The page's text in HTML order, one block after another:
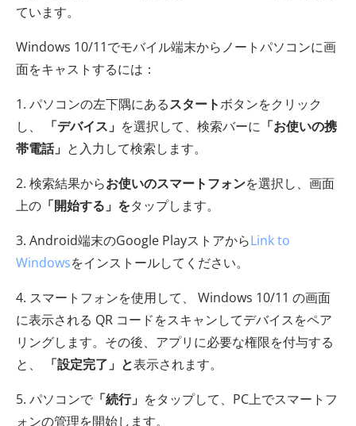
ています。
Windows 10/11でモバイル端末からノートパソコンに画
面をキャストするには：
1. パソコンの左下隅にあるスタートボタンをクリック
し、
「デバイス」 を選択して、検索バーに 「お使いの携
帯電話」 と入力して検索します。
2. 検索結果からお使いのスマートフォンを選択し、画面
上の 「開始する」をタップします。
3. Android端末のGoogle PlayストアからLink to
Windowsをインストールしてください。
4. スマートフォンを使用して、 Windows 10/11 の画面
に表示される QR コードをスキャンしてデバイスをペア
リングします。その後、アプリに必要な権限を付与する
と、
「設定完了」と表示されます。
5. パソコンで 「続行」 をタップして、PC上でスマートフ
ォンの管理を開始します。